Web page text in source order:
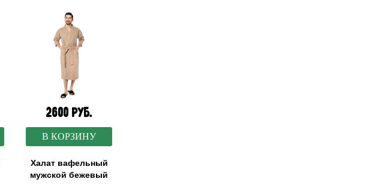
2600 руб.
В КОРЗИНУ
Халат вафельный
мужской бежевый